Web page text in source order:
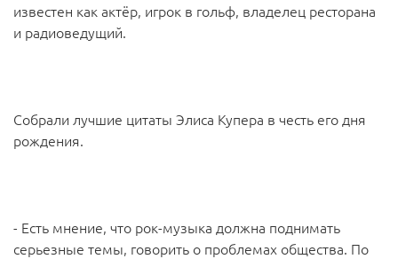
известен как актёр, игрок в гольф, владелец ресторана
и радиоведущий.
Собрали лучшие цитаты Элиса Купера в честь его дня
рождения.
- Есть мнение, что рок-музыка должна поднимать
серьезные темы, говорить о проблемах общества. По